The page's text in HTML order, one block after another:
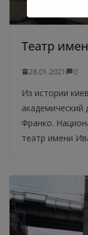
Театр
28.01.2021 0
Из истории
Франко.
театр имени